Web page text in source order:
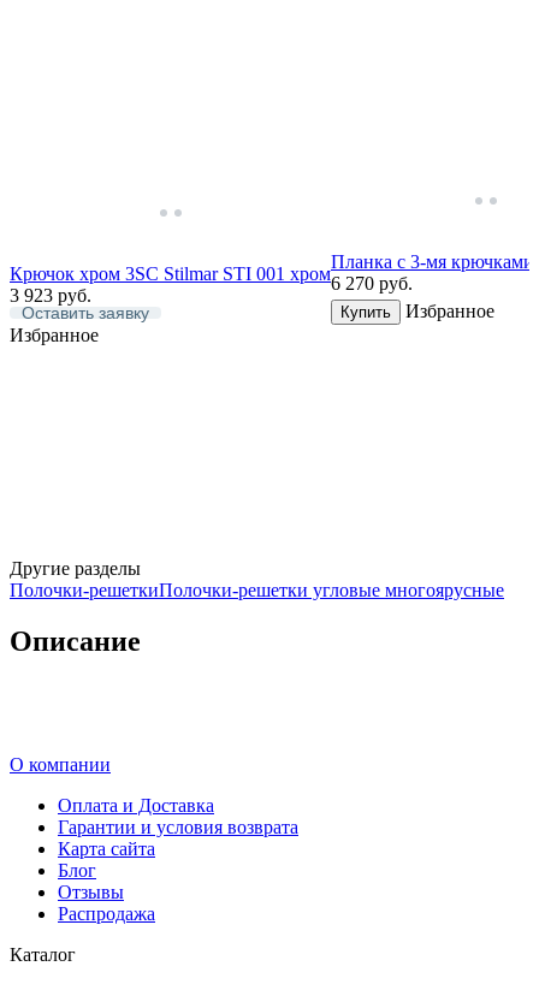
Крючок хром 3SC Stilmar STI 001 хром
3 923 руб.
Оставить заявку
Избранное
Планка с 3-мя крючками
6 270 руб.
Купить Избранное
Другие разделы
Полочки-решеткиПолочки-решетки угловые многоярусные
Описание
О компании
Оплата и Доставка
Гарантии и условия возврата
Карта сайта
Блог
Отзывы
Распродажа
Каталог